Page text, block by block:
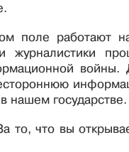
поле работают
войны.
нашем государстве.
то, что вы